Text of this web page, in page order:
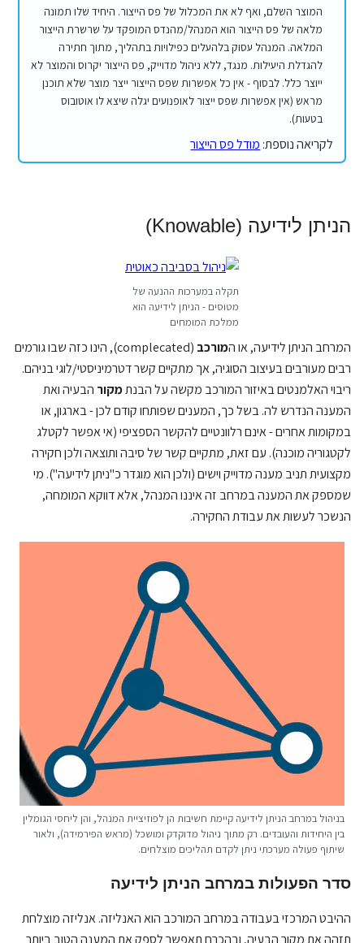
המוצר השלם, ואף לא את המכלול של פס הייצור. היחיד שלו תמונה
מלאה של פס הייצור הוא המנהל/מהנדס המופקד על שרשרת הייצור
המלאה. המנהל עסוק בלהעלים כפילויות בתהליך, מתוך חתירה
להגדלת היעילות. מנגד, ללא ניהול מדוייק, פס הייצור יקרוס והמוצר לא
ייוצר כלל. לבסוף - אין כל אפשרות שפס הייצור ייצר מוצר שלא תוכנן
מראש (אין אפשרות שפס ייצור לאופנועים יגלה שיצא לו אוטובוס
בטעות).
לקריאה נוספת: מודל פס הייצור
הניתן לידיעה (Knowable)
תקלה במערכות ההנעה של
מטוסים - הניתן לידיעה הוא
ממלכת המומחים
המרחב הניתן לידיעה, או המורכב
(complecated), הינו כזה שבו גורמים
רבים מעורבים בעיצוב הסוגיה, אך מתקיים קשר דטרמיניסטי/לוגי בניהם.
ריבוי האלמנטים באיזור המורכב מקשה על הבנתמקור הבעיה ואת
המענה הנדרש לה. בשל כך, המענים שפותחו קודם לכן - בארגון, או
במקומות אחרים - אינם רלוונטיים להקשר הספציפי (אי אפשר לקטלג
לקטגוריה מוכנה). עם זאת, מתקיים קשר של סיבה ותוצאה ולכן חקירה
מקצועית תניב מענה מדוייק וישים (ולכן הוא מוגדר כ"ניתן לידיעה"). מי
שמספק את המענה במרחב זה איננו המנהל, אלא דווקא המומחה,
הנשכר לעשות את עבודת החקירה.
בניהול במרחב הניתן לידיעה קיימת חשיבות הן לפוזיציית המנהל, והן ליחסי הגומלין
בין היחידות והעובדים. רק מתוך ניהול מדוקדק ומושכל (מראש הפירמידה), ולאור
שיתוף פעולה מערכתי ניתן לקדם תהליכים מוצלחים.
סדר הפעולות במרחב הניתן לידיעה
ההיבט המרכזי בעבודה במרחב המורכב הוא האנליזה. אנליזה מוצלחת
תזהה את מקור הבעיה, ובהכרח תאפשר לספק את המענה הטוב ביותר